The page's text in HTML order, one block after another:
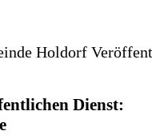
Holdorf
Dienst: